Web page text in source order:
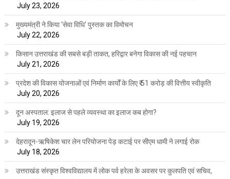
July 23, 2026
मुख्यमंत्री ने किया ‘सेवा विधि‘ पुस्तक का विमोचन
July 22, 2026
किसान उत्तराखंड की सबसे बड़ी ताकत, हरिद्वार बनेगा विकास की नई पहचान
July 21, 2026
प्रदेश की विकास योजनाओं एवं निर्माण कार्यों के लिए ₹ 51 करोड़ की वित्तीय स्वीकृति
July 20, 2026
दून अस्पताल: इलाज से पहले व्यवस्था का इलाज कब होगा?
July 19, 2026
देहरादून-ऋषिकेश चार लेन परियोजना पेड़ कटाई पर सीएम धामी ने लगाई रोक
July 18, 2026
उत्तराखंड संस्कृत विश्वविद्यालय में लोक पर्व हरेला के अवसर पर कुलपति एवं सचिव,